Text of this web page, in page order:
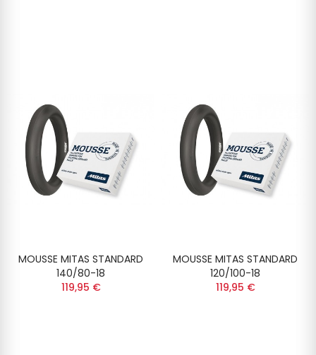
MOUSSE MITAS STANDARD
140/80-18
119,95 €
MOUSSE MITAS STANDARD
120/100-18
119,95 €